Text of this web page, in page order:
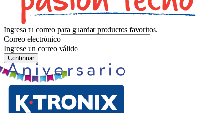
Ingresa tu correo para guardar productos favoritos.
Correo electrónico
Ingrese un correo válido
Continuar